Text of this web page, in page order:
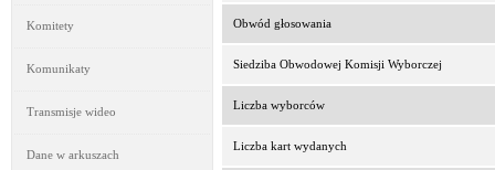
Komitety
Komunikaty
Transmisje wideo
Dane w arkuszach
Obwód głosowania
Siedziba Obwodowej Komisji Wyborczej
Liczba wyborców
Liczba kart wydanych